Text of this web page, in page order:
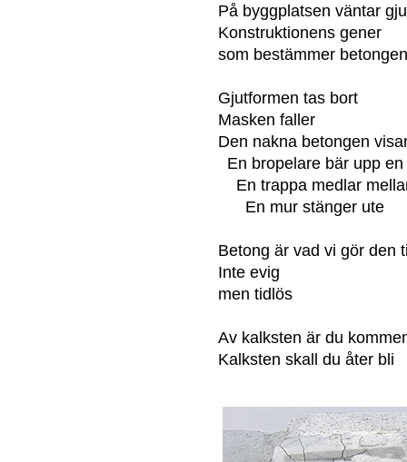
På byggplatsen väntar
Konstruktionens gener
som bestämmer
Gjutformen tas bort
Masken faller
Den nakna betongen
En bropelare bär upp
En trappa medlar
En mur stänger ute
Betong är vad vi gör den
Inte evig
men tidlös
Av kalksten är du
Kalksten skall du åter bli